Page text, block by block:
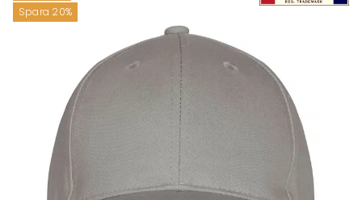
Spara 20%